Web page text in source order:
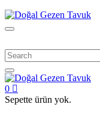
0
Sepette ürün yok.